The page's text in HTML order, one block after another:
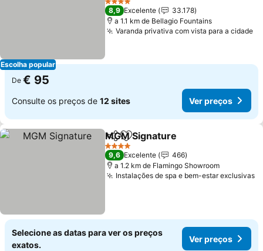
Escolha popular
4 Estrelas
8,9 Excelente
33.178
a 1.1 km de Bellagio Fountains
Varanda privativa com vista para a cidade
De € 95
Consulte os preços de 12 sites Ver preços
PartilharAdicionar aos favoritos
MGM Signature
4 Estrelas
9,6 Excelente
466
a 1.2 km de Flamingo Showroom
Instalações de spa e bem-estar exclusivas
Selecione as datas para ver os preços
exatos.
Ver preços